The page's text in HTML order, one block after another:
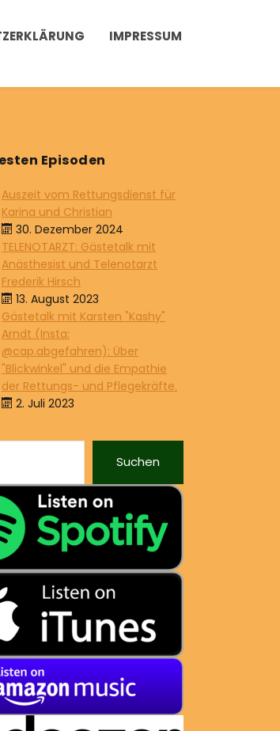
IMPRESSUM
Episoden
Auszeit vom Rettungsdienst für
Karina und Christian
30. Dezember 2024
TELENOTARZT: Gästetalk mit
Anästhesist und Telenotarzt
Frederik Hirsch
13. August 2023
Gästetalk mit Karsten "Kashy"
Arndt (Insta:
@cap.abgefahren): Über
"Blickwinkel" und die Empathie
der Rettungs- und Pflegekräfte.
2. Juli 2023
Suchen